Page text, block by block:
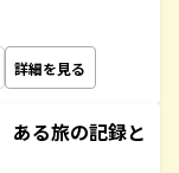
詳細を見る
る旅の記録と